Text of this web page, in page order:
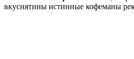
вкуснятины истинные кофеманы